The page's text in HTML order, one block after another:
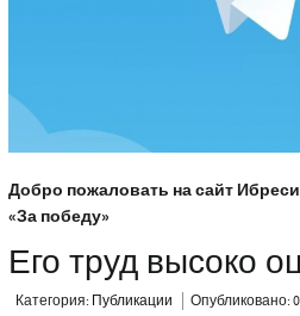
Добро пожаловать на сайт
«За победу»
Его труд высоко
Категория: Публикации Опубликовано: